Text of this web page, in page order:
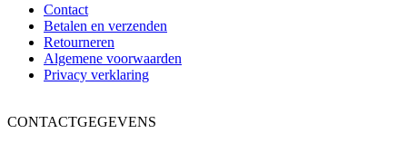
Contact
Betalen en verzenden
Retourneren
Algemene voorwaarden
Privacy verklaring
CONTACTGEGEVENS